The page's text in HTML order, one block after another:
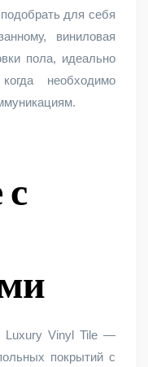
для себя
виниловая
пола, идеально
необходимо
Luxury Vinyl Tile —
покрытий с